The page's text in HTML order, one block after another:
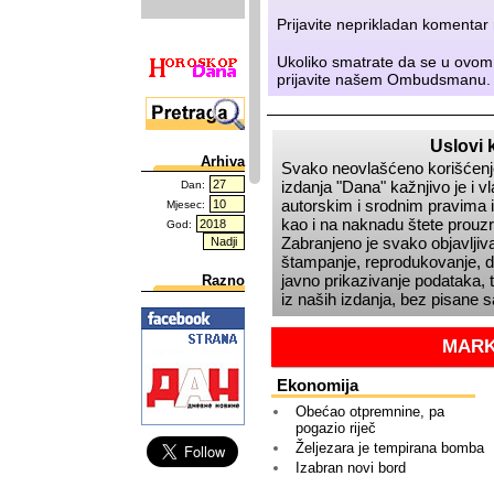
Arhiva
Dan:
Mjesec:
God:
Razno
Prijavite neprikladan
Ukoliko smatrate da se u
prijavite našemOmbudsmanu
Uslovi
Svako neovlašćeno
izdanja Dana kažnjivo je i
autorskim i srodnim pravima
kao i na naknadu štete
Zabranjeno je svako
štampanje, reprodukovanje,
javno prikazivanje podataka,
iz naših izdanja, bez pisane
Ekonomija
Obećao otpremnine, pa
pogazio riječ
Željezara je tempirana bomba
Izabran novi bord